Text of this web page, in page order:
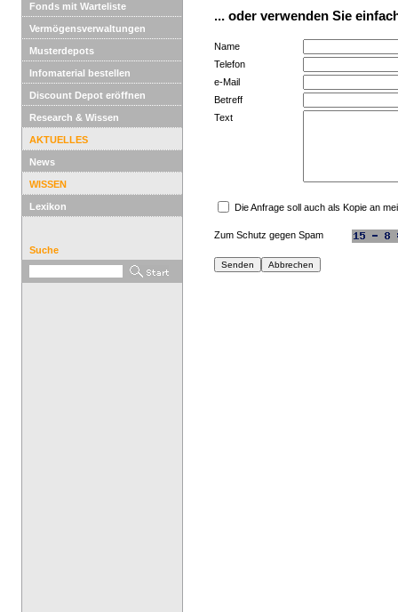
Fonds mit Warteliste
Vermögensverwaltungen
Musterdepots
Infomaterial bestellen
Discount Depot eröffnen
Research & Wissen
AKTUELLES
News
WISSEN
Lexikon
Suche
... oder verwenden Sie
Name
Telefon
e-Mail
Betreff
Text
Die Anfrage soll auch als Kopie an
Zum Schutz gegen Spam